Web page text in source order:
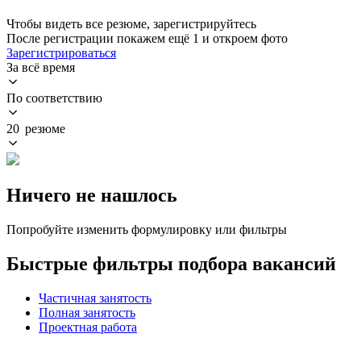
Чтобы видеть все резюме, зарегистрируйтесь
После регистрации покажем ещё 1 и откроем фото
Зарегистрироваться
За всё время
По соответствию
20 резюме
Ничего не нашлось
Попробуйте изменить формулировку или фильтры
Быстрые фильтры подбора вакансий
Частичная занятость
Полная занятость
Проектная работа